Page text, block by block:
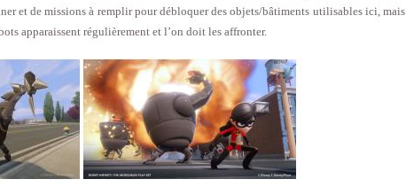
et de missions à remplir pour débloquer des objets/bâtiments utilisables ici, mais
apparaissent régulièrement et l’on doit les affronter.